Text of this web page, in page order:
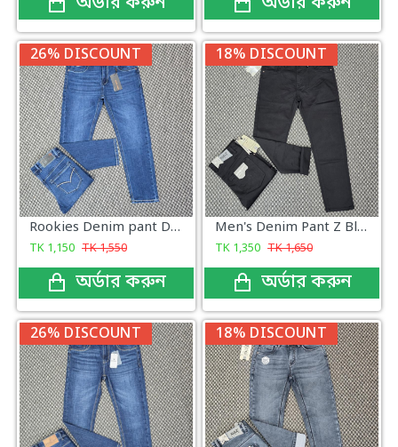
26% DISCOUNT
Rookies Denim pant Dark Wash
TK 1,150 TK1,550
অর্ডার করুন
18% DISCOUNT
Men's Denim Pant Z Black
TK 1,350 TK1,650
অর্ডার করুন
26% DISCOUNT 18% DISCOUNT